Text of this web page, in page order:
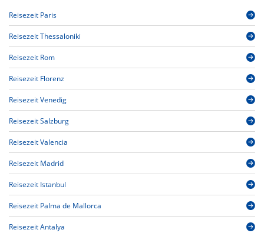
Reisezeit Paris
Reisezeit Thessaloniki
Reisezeit Rom
Reisezeit Florenz
Reisezeit Venedig
Reisezeit Salzburg
Reisezeit Valencia
Reisezeit Madrid
Reisezeit Istanbul
Reisezeit Palma de Mallorca
Reisezeit Antalya